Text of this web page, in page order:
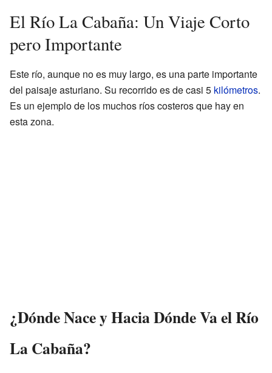
El Río La Cabaña: Un Viaje Corto
pero Importante
Este río, aunque no es muy largo, es una parte importante
del paisaje asturiano. Su recorrido es de casi 5 kilómetros.
Es un ejemplo de los muchos ríos costeros que hay en
esta zona.
¿Dónde Nace y Hacia Dónde Va el Río
La Cabaña?